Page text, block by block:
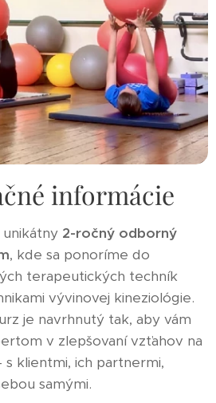
informácie
unikátny 2-ročný odborný
, kde sa ponoríme do
terapeutických techník
vývinovej kineziológie.
je navrhnutý tak, aby vám
v zlepšovaní vzťahov na
klientmi, ich partnermi,
samými.